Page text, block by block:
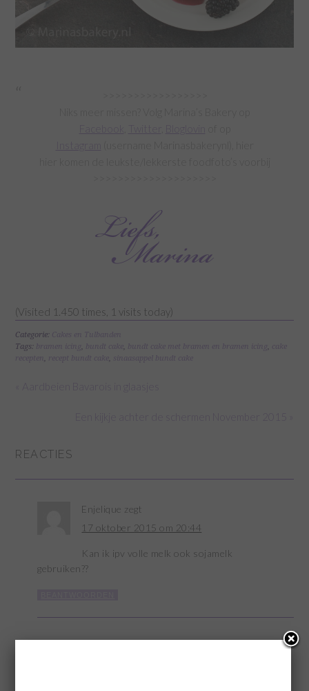
Bloglovin
Instagram
(Visited 1.450 times, 1 visits today)
Categorie: Cakes en Tulbanden
Tags: bramen icing, bundt cake, bundt cake met bramen en bramen icing,
cake
recepten, recept bundt cake, sinaasappel bundt cake
« Aardbeien Bavarois in glaasjes
REACTIES
Enjelique zegt
17 oktober 2015 om 20:44
Kan ik ipv volle melk ook sojamelk
gebruiken??